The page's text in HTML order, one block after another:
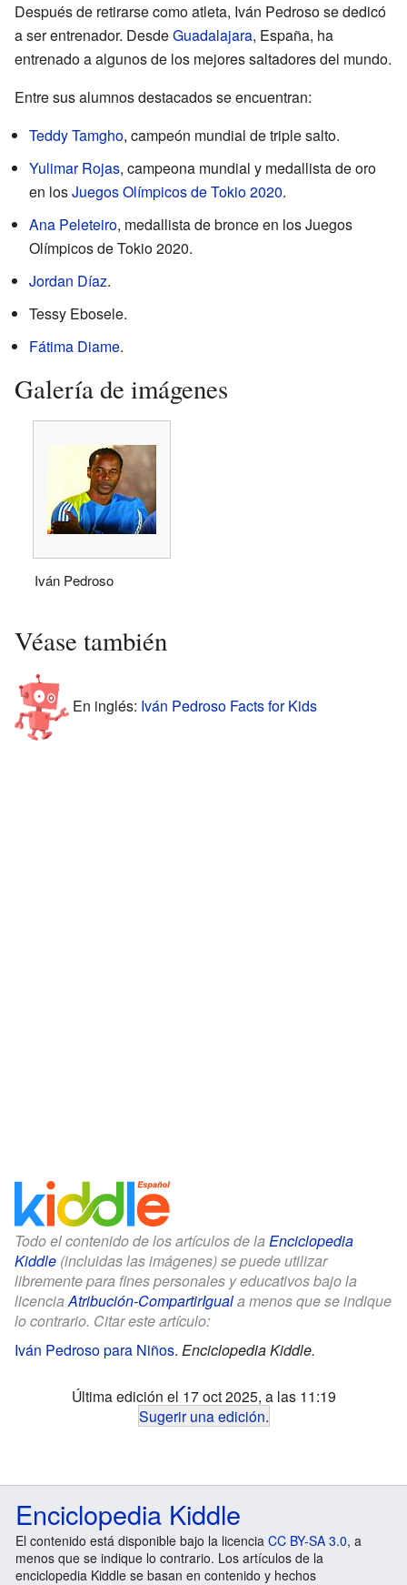
Después de retirarse como atleta, Iván Pedroso se dedicó
a ser entrenador. DesdeGuadalajara, España, ha
entrenado a algunos de los mejores saltadores del mundo.
Entre sus alumnos destacados se encuentran:
Teddy Tamgho, campeón mundial de triple salto.
Yulimar Rojas, campeona mundial y medallista de oro
en losJuegos Olímpicos de Tokio 2020.
Ana Peleteiro, medallista de bronce en los Juegos
Olímpicos de Tokio 2020.
Jordan Díaz.
Tessy Ebosele.
Fátima Diame.
Galería de imágenes
Iván Pedroso
Véase también
En inglés: Iván Pedroso Facts for Kids
Todo el contenido de los artículos de la Enciclopedia
Kiddle (incluidas las imágenes) se puede utilizar
libremente para fines personales y educativos bajo la
licenciaAtribución-CompartirIguala menos que se indique
lo contrario. Citar este artículo:
Iván Pedroso para Niños. Enciclopedia Kiddle.
Última edición el 17 oct 2025, a las 11:19
Sugerir una edición.
Enciclopedia Kiddle
El contenido está disponible bajo la licencia CC BY-SA 3.0, a
menos que se indique lo contrario. Los artículos de la
enciclopedia Kiddle se basan en contenido y hechos